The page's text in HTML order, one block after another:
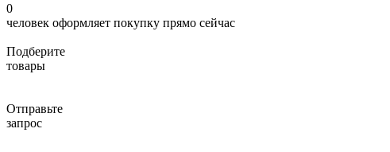
0
человек оформляет покупку прямо сейчас
Подберите
товары
Отправьте
запрос